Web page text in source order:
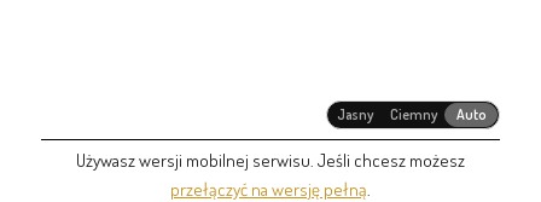
Jasny Ciemny Auto
Używasz wersji mobilnej serwisu. Jeśli chcesz możesz
przełączyć na wersję pełną